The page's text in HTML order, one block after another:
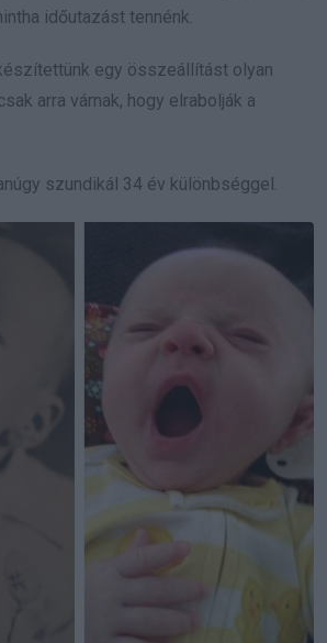
időutazást tennénk.
egy összeállítást olyan
arra várnak, hogy elrabolják a
szundikál 34 év különbséggel.